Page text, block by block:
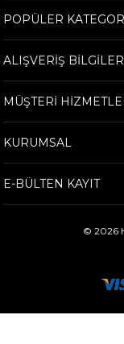
POPÜLER
ALIŞVERİŞ
MÜŞTERİ
KURUMSAL
E-BÜLTEN KAYIT
© 2026